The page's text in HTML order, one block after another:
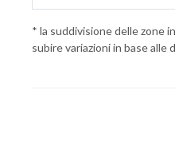
* la suddivisione delle zone
subire variazioni in base alle